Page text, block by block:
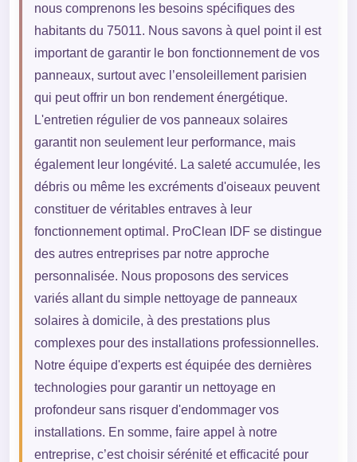
nous comprenons les besoins spécifiques des
habitants du 75011. Nous savons à quel point il est
important de garantir le bon fonctionnement de vos
panneaux, surtout avec l’ensoleillement parisien
qui peut offrir un bon rendement énergétique.
L'entretien régulier de vos panneaux solaires
garantit non seulement leur performance, mais
également leur longévité. La saleté accumulée, les
débris ou même les excréments d'oiseaux peuvent
constituer de véritables entraves à leur
fonctionnement optimal. ProClean IDF se distingue
des autres entreprises par notre approche
personnalisée. Nous proposons des services
variés allant du simple nettoyage de panneaux
solaires à domicile, à des prestations plus
complexes pour des installations professionnelles.
Notre équipe d'experts est équipée des dernières
technologies pour garantir un nettoyage en
profondeur sans risquer d'endommager vos
installations. En somme, faire appel à notre
entreprise, c’est choisir sérénité et efficacité pour